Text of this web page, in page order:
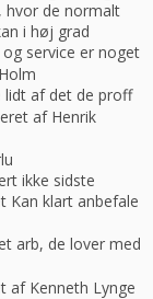
hvor de normalt
i høj grad
service er noget
lidt af det de proff
af Henrik
ikke sidste
Kan klart anbefale
arb, de lover med
af Kenneth Lynge